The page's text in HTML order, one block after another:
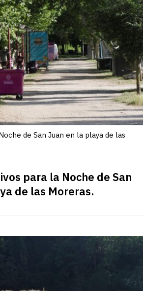
de San Juan en la playa de las
para la Noche de San
de las Moreras.